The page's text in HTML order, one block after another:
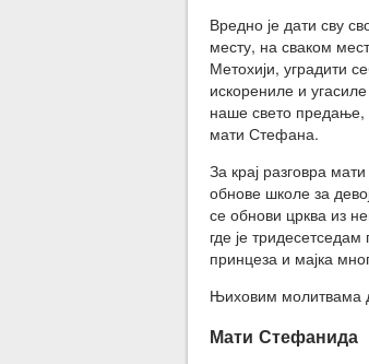
Вредно је дати сву
месту, на сваком
Метохији, уградити
искорениле и
наше свето предање,
мати Стефана.
За крај разговра
обнове школе за
се обнови црква из
где је
принцеза и мајка
Њиховим молитвама
Мати Стефанида